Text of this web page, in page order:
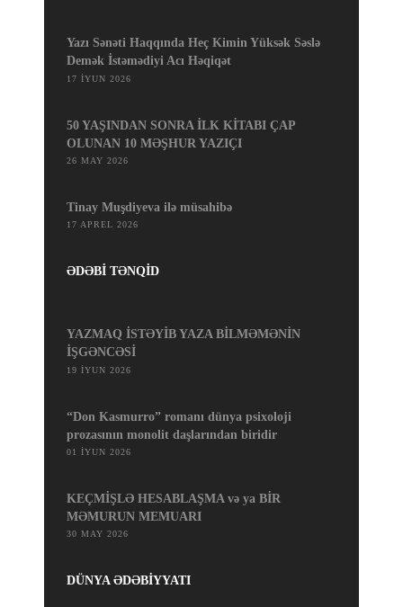
Yazı Sənəti Haqqında Heç Kimin Yüksək Səslə
Demək İstəmədiyi Acı Həqiqət
17 İYUN 2026
50 YAŞINDAN SONRA İLK KİTABI ÇAP
OLUNAN 10 MƏŞHUR YAZIÇI
26 MAY 2026
Tinay Muşdiyeva ilə müsahibə
17 APREL 2026
ƏDƏBİ TƏNQİD
YAZMAQ İSTƏYİB YAZA BİLMƏMƏNİN
İŞGƏNCƏSİ
19 İYUN 2026
“Don Kasmurro” romanı dünya psixoloji
prozasının monolit daşlarından biridir
01 İYUN 2026
KEÇMİŞLƏ HESABLAŞMA və ya BİR
MƏMURUN MEMUARI
30 MAY 2026
DÜNYA ƏDƏBİYYATI